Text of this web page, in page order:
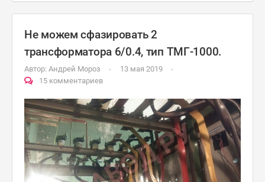
Не можем сфазировать 2
трансформатора 6/0.4, тип ТМГ-1000.
Автор: Андрей Мороз
13 мая 2019
15 комментариев